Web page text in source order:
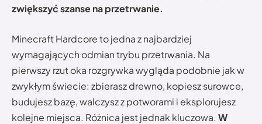
zwiększyć szanse na przetrwanie.
Minecraft Hardcore to jedna z najbardziej
wymagających odmian trybu przetrwania. Na
pierwszy rzut oka rozgrywka wygląda podobnie jak w
zwykłym świecie: zbierasz drewno, kopiesz surowce,
budujesz bazę, walczysz z potworami i eksplorujesz
kolejne miejsca. Różnica jest jednak kluczowa. W